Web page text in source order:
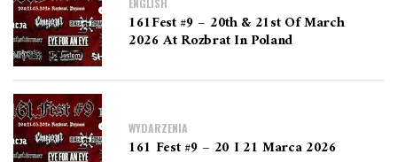
ENGLISH
161Fest #9 – 20th & 21st Of March
2026 At Rozbrat In Poland
WYDARZENIA
161 Fest #9 – 20 I 21 Marca 2026